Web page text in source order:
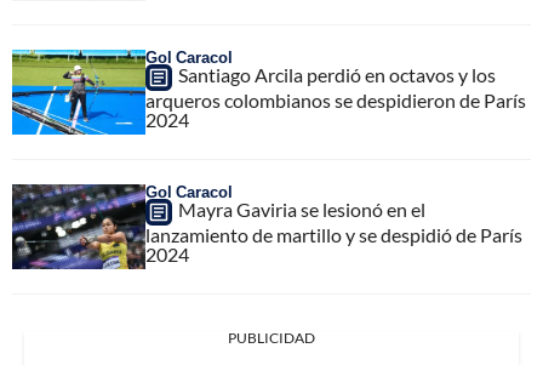
Gol Caracol
Santiago Arcila perdió en octavos y los
arqueros colombianos se despidieron de París
2024
Gol Caracol
Mayra Gaviria se lesionó en el
lanzamiento de martillo y se despidió de París
2024
PUBLICIDAD